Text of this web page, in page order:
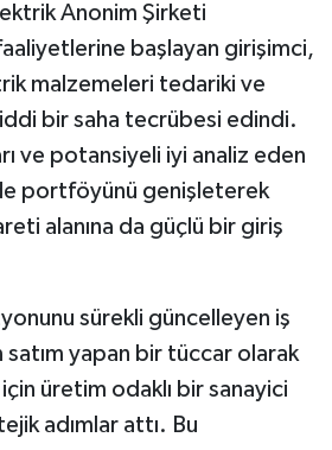
Anonim Şirketi
başlayan girişimci,
malzemeleri tedariki ve
bir saha tecrübesi edindi.
ve potansiyeli iyi analiz eden
portföyünü genişleterek
alanına da güçlü bir giriş
sürekli güncelleyen iş
satım yapan bir tüccar olarak
üretim odaklı bir sanayici
adımlar attı. Bu